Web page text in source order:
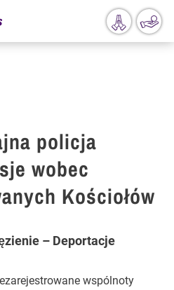
policja
wobec
Kościołów
– Deportacje
wspólnoty